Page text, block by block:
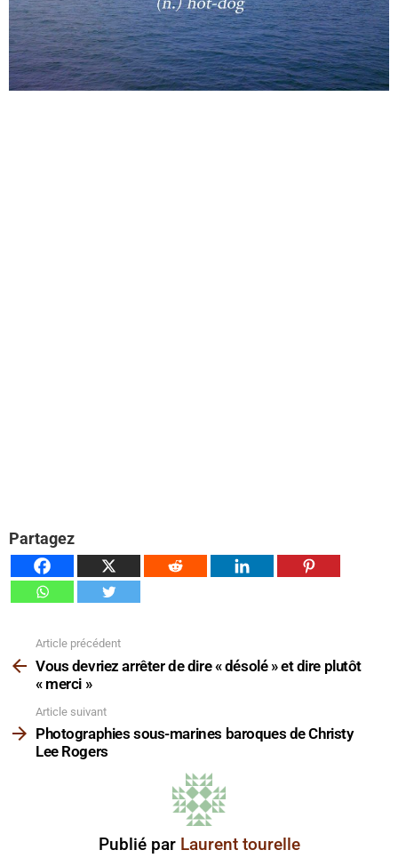
Partagez
plus
Article précédent
Vous devriez arrêter de dire « désolé » et dire plutôt
« merci »
Article suivant
Photographies sous-marines baroques de Christy
Lee Rogers
Publié par Laurent tourelle